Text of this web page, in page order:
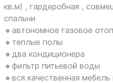
кв.м) , гардеробная ,
спальни
🔸автономное газовое
🔸теплые полы
🔸два кондиционера
🔸фильтр питьевой воды
🔸вся качественная